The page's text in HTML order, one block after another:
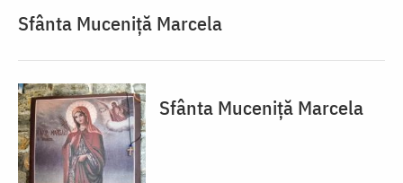
Sfânta Muceniță Marcela
Sfânta Muceniță Marcela